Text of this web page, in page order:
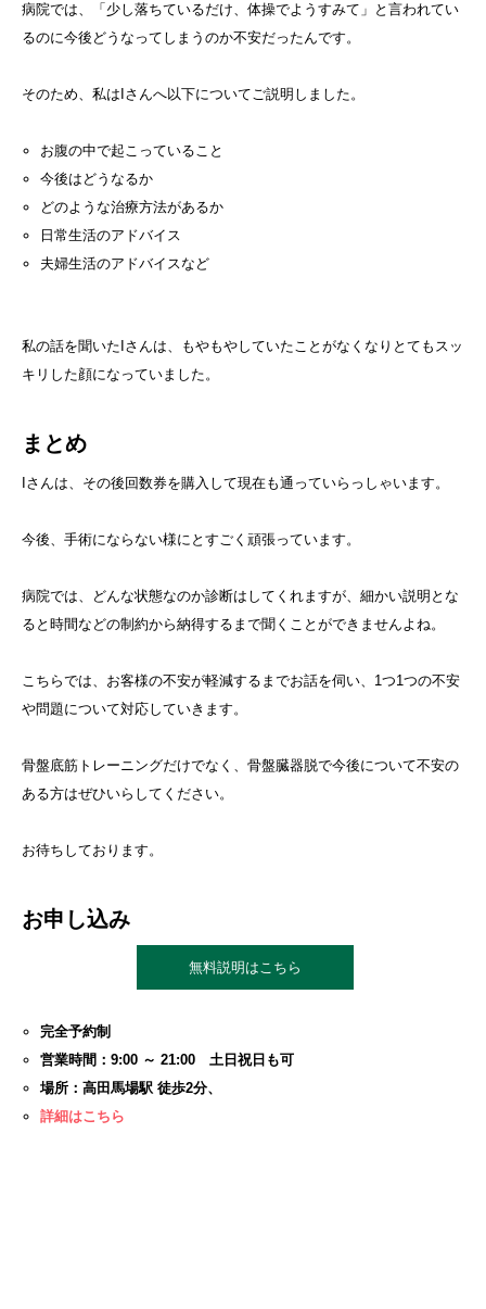
病院では、「少し落ちているだけ、体操でようすみて」と言われてい
るのに今後どうなってしまうのか不安だったんです。
そのため、私はIさんへ以下についてご説明しました。
お腹の中で起こっていること
今後はどうなるか
どのような治療方法があるか
日常生活のアドバイス
夫婦生活のアドバイスなど
私の話を聞いたIさんは、もやもやしていたことがなくなりとてもスッ
キリした顔になっていました。
まとめ
Iさんは、その後回数券を購入して現在も通っていらっしゃいます。
今後、手術にならない様にとすごく頑張っています。
病院では、どんな状態なのか診断はしてくれますが、細かい説明とな
ると時間などの制約から納得するまで聞くことができませんよね。
こちらでは、お客様の不安が軽減するまでお話を伺い、1つ1つの不安
や問題について対応していきます。
骨盤底筋トレーニングだけでなく、骨盤臓器脱で今後について不安の
ある方はぜひいらしてください。
お待ちしております。
お申し込み
無料説明はこちら
完全予約制
営業時間：9:00 ～ 21:00 土日祝日も可
場所：高田馬場駅 徒歩2分、
詳細はこちら